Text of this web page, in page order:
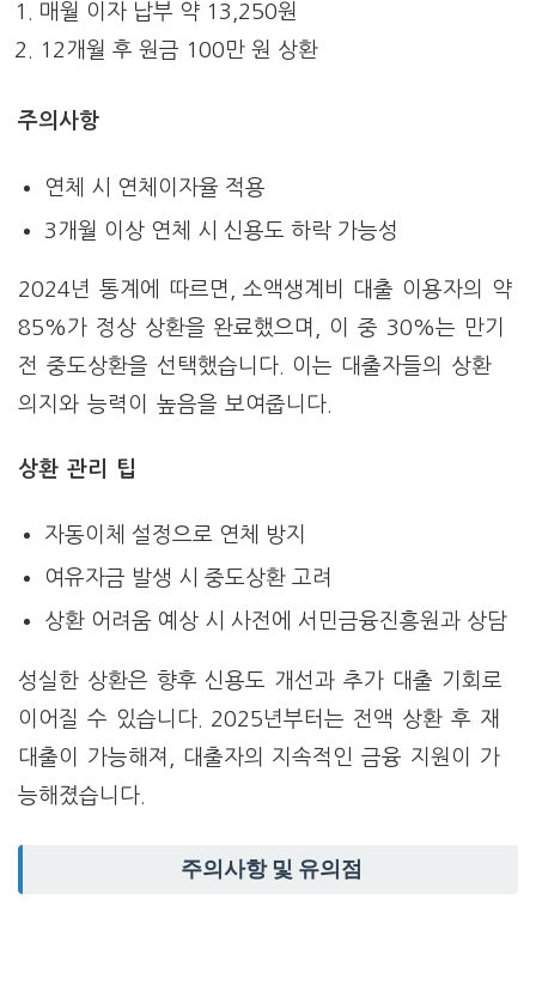
매월 이자 납부 약 13,250원
12개월 후 원금 100만 원 상환
주의사항
연체 시 연체이자율 적용
3개월 이상 연체 시 신용도 하락 가능성
2024년 통계에 따르면, 소액생계비 대출 이용자의 약
85%가 정상 상환을 완료했으며, 이 중 30%는 만기
전 중도상환을 선택했습니다. 이는 대출자들의 상환
의지와 능력이 높음을 보여줍니다.
상환 관리 팁
자동이체 설정으로 연체 방지
여유자금 발생 시 중도상환 고려
상환 어려움 예상 시 사전에 서민금융진흥원과 상담
성실한 상환은 향후 신용도 개선과 추가 대출 기회로
이어질 수 있습니다. 2025년부터는 전액 상환 후 재
대출이 가능해져, 대출자의 지속적인 금융 지원이 가
능해졌습니다.
주의사항 및 유의점